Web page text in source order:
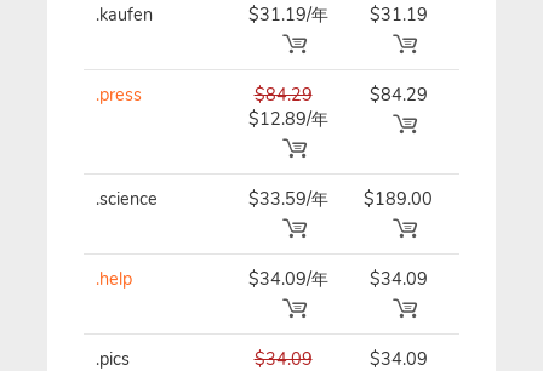
.kaufen $31.19/年 $31.19
.press
$84.29
$12.89/年
$84.29
.science $33.59/年 $189.00
.help $34.09/年 $34.09
.pics
$34.09
$34.09